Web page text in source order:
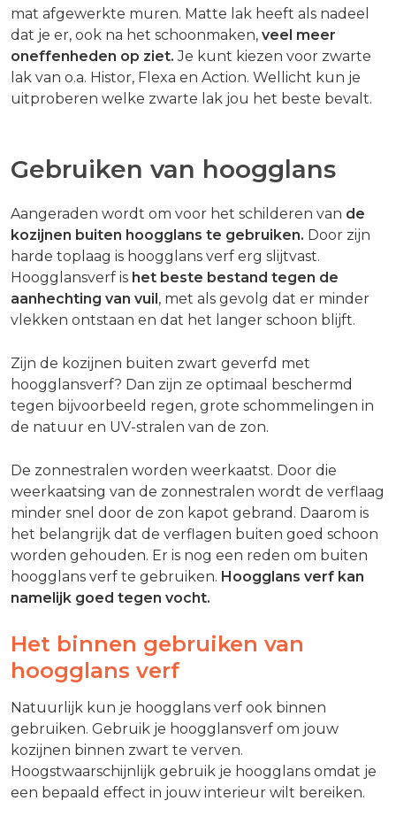
mat afgewerkte muren. Matte lak heeft als nadeel
dat je er, ook na het schoonmaken, veel meer
oneffenheden op ziet. Je kunt kiezen voor zwarte
lak van o.a. Histor, Flexa en Action. Wellicht kun je
uitproberen welke zwarte lak jou het beste bevalt.
Gebruiken van hoogglans
Aangeraden wordt om voor het schilderen van de
kozijnen buiten hoogglans te gebruiken. Door zijn
harde toplaag is hoogglans verf erg slijtvast.
Hoogglansverf is het beste bestand tegen de
aanhechting van vuil , met als gevolg dat er minder
vlekken ontstaan en dat het langer schoon blijft.
Zijn de kozijnen buiten zwart geverfd met
hoogglansverf? Dan zijn ze optimaal beschermd
tegen bijvoorbeeld regen, grote schommelingen in
de natuur en UV-stralen van de zon.
De zonnestralen worden weerkaatst. Door die
weerkaatsing van de zonnestralen wordt de verflaag
minder snel door de zon kapot gebrand. Daarom is
het belangrijk dat de verflagen buiten goed schoon
worden gehouden. Er is nog een reden om buiten
hoogglans verf te gebruiken. Hoogglans verf kan
namelijk goed tegen vocht.
Het binnen gebruiken van
hoogglans verf
Natuurlijk kun je hoogglans verf ook binnen
gebruiken. Gebruik je hoogglansverf om jouw
kozijnen binnen zwart te verven.
Hoogstwaarschijnlijk gebruik je hoogglans omdat je
een bepaald effect in jouw interieur wilt bereiken.